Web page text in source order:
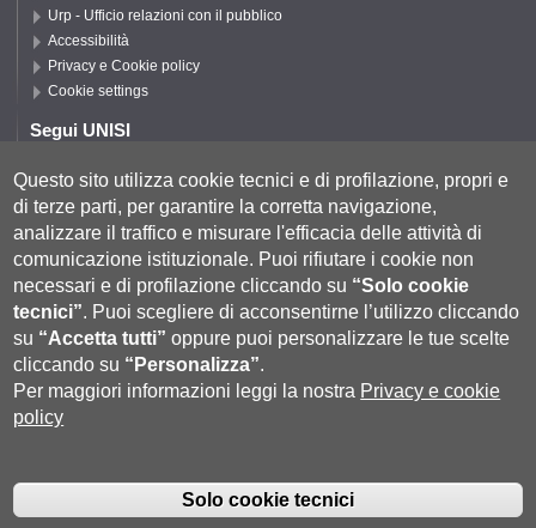
Urp - Ufficio relazioni con il pubblico
Accessibilità
Privacy e Cookie policy
Cookie settings
Segui UNISI
Segui DISPI
P.IVA 00273530527 | C.F. 80002070524 |Coordinate bancarie|Caselle
Questo sito utilizza cookie tecnici e di profilazione, propri e
di terze parti, per garantire la corretta navigazione,
analizzare il traffico e misurare l'efficacia delle attività di
comunicazione istituzionale. Puoi rifiutare i cookie non
necessari e di profilazione cliccando su “Solo cookie
tecnici”. Puoi scegliere di acconsentirne l’utilizzo cliccando
su “Accetta tutti” oppure puoi personalizzare le tue scelte
cliccando su “Personalizza”.
Per maggiori informazioni leggi la nostra Privacy e cookie
policy
Solo cookie tecnici